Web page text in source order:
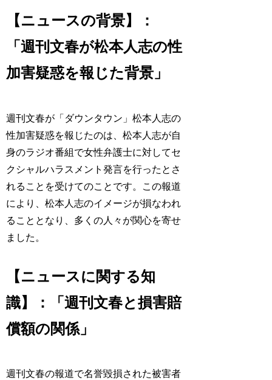
【ニュースの背景】：
「週刊文春が松本人志の性
加害疑惑を報じた背景」
週刊文春が「ダウンタウン」松本人志の
性加害疑惑を報じたのは、松本人志が自
身のラジオ番組で女性弁護士に対してセ
クシャルハラスメント発言を行ったとさ
れることを受けてのことです。この報道
により、松本人志のイメージが損なわれ
ることとなり、多くの人々が関心を寄せ
ました。
【ニュースに関する知
識】：「週刊文春と損害賠
償額の関係」
週刊文春の報道で名誉毀損された被害者